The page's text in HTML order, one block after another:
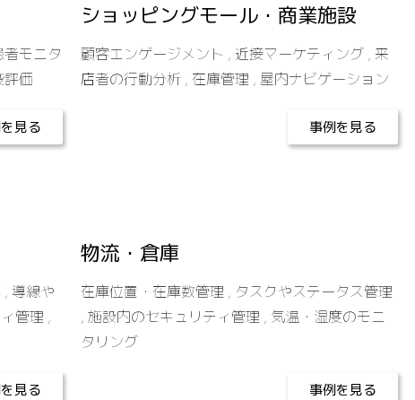
モニタ
評価
見る
導線や
管理 ,
見る
ショッピングモール・商業施設
顧客エンゲージメント , 近接マーケティング , 来
店者の行動分析 , 在庫管理 , 屋内ナビゲーション
事例を見る
物流・倉庫
在庫位置・在庫数管理 , タスクやステータス管理
, 施設内のセキュリティ管理 , 気温・湿度のモニ
タリング
事例を見る